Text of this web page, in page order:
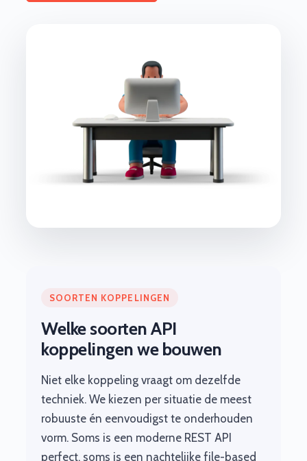
SOORTEN KOPPELINGEN
Welke soorten API
koppelingen we bouwen
Niet elke koppeling vraagt om dezelfde
techniek. We kiezen per situatie de meest
robuuste én eenvoudigst te onderhouden
vorm. Soms is een moderne REST API
perfect, soms is een nachtelijke file-based